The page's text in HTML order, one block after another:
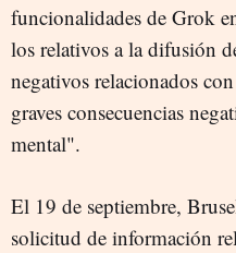
funcionalidades de Grok
los relativos a la difusión
negativos relacionados
graves consecuencias
mental".
El 19 de septiembre,
solicitud de información